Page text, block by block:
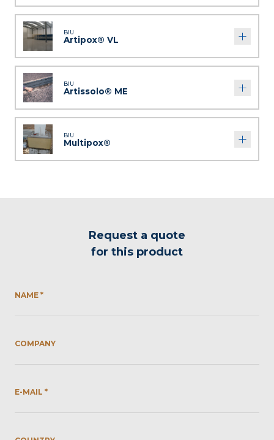
BIU
Artipox® VL
BIU
Artissolo® ME
BIU
Multipox®
Request a quote
for this product
NAME *
COMPANY
E-MAIL *